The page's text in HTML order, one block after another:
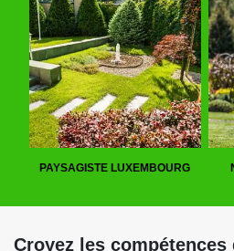
PAYSAGISTE LUXEMBOURG
Croyez les compétences